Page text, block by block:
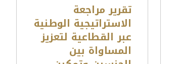
تقرير مراجعة
الاستراتيجية الوطنية
عبر القطاعية لتعزيز
المساواة بين